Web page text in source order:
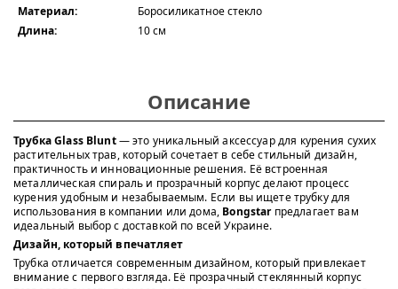
Материал:
Боросиликатное стекло
Длина:
10 см
Описание
Трубка Glass Blunt— это уникальный аксессуар для курения сухих
растительных трав, который сочетает в себе стильный дизайн,
практичность и инновационные решения. Её встроенная
металлическая спираль и прозрачный корпус делают процесс
курения удобным и незабываемым. Если вы ищете трубку для
использования в компании или дома, Bongstarпредлагает вам
идеальный выбор с доставкой по всей Украине.
Дизайн, который впечатляет
Трубка отличается современным дизайном, который привлекает
внимание с первого взгляда. Её прозрачный стеклянный корпус